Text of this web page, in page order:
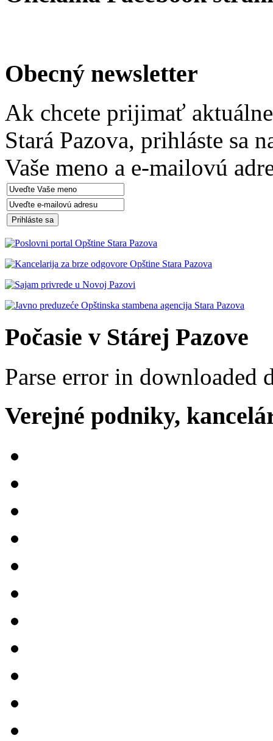
Obecný newsletter
Ak chcete prijimať
Stará Pazova, prihláste sa
Vaše meno a e-mailovú
Počasie v Stárej Pazove
Parse error in downloaded
Verejné podniky,